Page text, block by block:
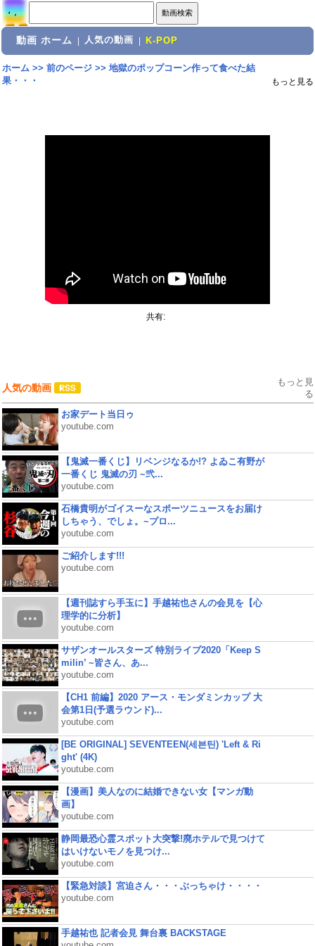
動画 ホーム 人気の動画 K-POP
ホーム>> 前のページ>> 地獄のポップコーン作って食べた結
果・・・
もっと見る
共有:
人気の動画
もっと見
る
お家デート当日ゥ
youtube.com
【鬼滅一番くじ】リベンジなるか!? よゐこ有野が
一番くじ 鬼滅の刃 ~弐...
youtube.com
石橋貴明がゴイスーなスポーツニュースをお届け
しちゃう、でしょ。~プロ...
youtube.com
ご紹介します!!!
youtube.com
【週刊誌すら手玉に】手越祐也さんの会見を【心
理学的に分析】
youtube.com
サザンオールスターズ 特別ライブ2020「Keep S
milin’ ~皆さん、あ...
youtube.com
【CH1 前編】2020 アース・モンダミンカップ 大
会第1日(予選ラウンド)...
youtube.com
[BE ORIGINAL] SEVENTEEN(세븐틴) 'Left & Ri
ght' (4K)
youtube.com
【漫画】美人なのに結婚できない女【マンガ動
画】
youtube.com
静岡最恐心霊スポット大突撃!廃ホテルで見つけて
はいけないモノを見つけ...
youtube.com
【緊急対談】宮迫さん・・・ぶっちゃけ・・・・
youtube.com
手越祐也 記者会見 舞台裏 BACKSTAGE